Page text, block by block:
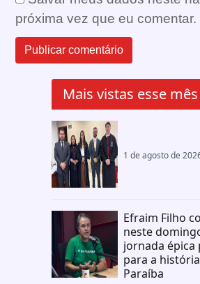
próxima vez que eu comentar.
Mais vistas esse mês
1 de agosto de
Efraim Filho
neste
jornada
para a
Paraíba